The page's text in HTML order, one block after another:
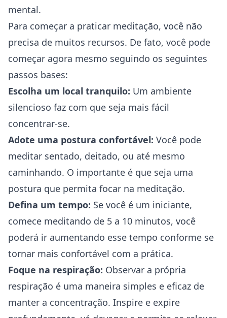
mental.
Para começar a praticar meditação, você não
precisa de muitos recursos. De fato, você pode
começar agora mesmo seguindo os seguintes
passos bases:
Escolha um local tranquilo: Um ambiente
silencioso faz com que seja mais fácil
concentrar-se.
Adote uma postura confortável: Você pode
meditar sentado, deitado, ou até mesmo
caminhando. O importante é que seja uma
postura que permita focar na meditação.
Defina um tempo: Se você é um iniciante,
comece meditando de 5 a 10 minutos, você
poderá ir aumentando esse tempo conforme se
tornar mais confortável com a prática.
Foque na respiração: Observar a própria
respiração é uma maneira simples e eficaz de
manter a concentração. Inspire e expire